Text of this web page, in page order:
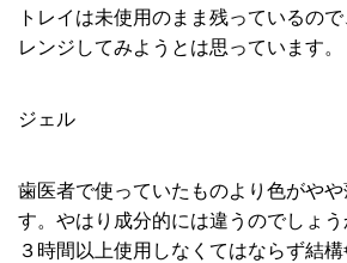
トレイは未使用のまま残っているの
レンジしてみようとは思っています。
ジェル
歯医者で使っていたものより色がや
す。やはり成分的には違うのでしょ
３時間以上使用しなくてはならず結